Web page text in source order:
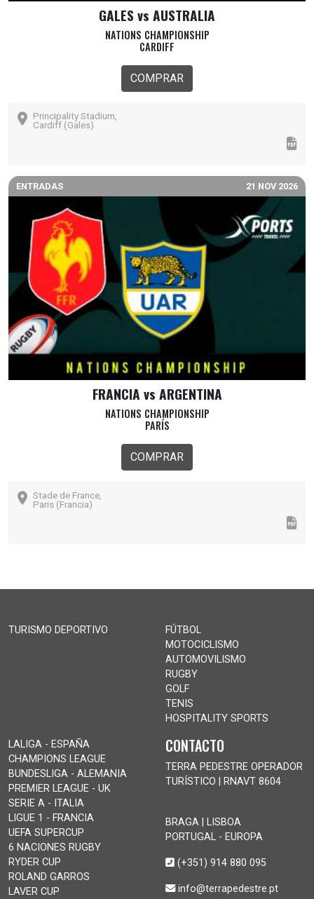
GALES vs AUSTRALIA
NATIONS CHAMPIONSHIP
CARDIFF
COMPRAR
Principality Stadium,
Cardiff (Gales)
ENTRADAS 21 NOV 2026
FRANCIA vs ARGENTINA
NATIONS CHAMPIONSHIP
PARÍS
COMPRAR
Stade de France,
Paris (Francia)
TURISMO DEPORTIVO
FÚTBOL
MOTOCICLISMO
AUTOMOVILISMO
RUGBY
GOLF
TENIS
HOSPITALITY SPORTS
LALIGA - ESPAÑA
CHAMPIONS LEAGUE
BUNDESLIGA - ALEMANIA
PREMIER LEAGUE - UK
SERIE A - ITALIA
LIGUE 1 - FRANCIA
UEFA SUPERCUP
6 NACIONES RUGBY
RYDER CUP
ROLAND GARROS
LAVER CUP
CONTACTO
TERRA PEDESTRE OPERADOR
TURÍSTICO | RNAVT 8604
BRAGA | LISBOA
PORTUGAL - EUROPA
(+351) 914 880 095
info@terrapedestre.pt